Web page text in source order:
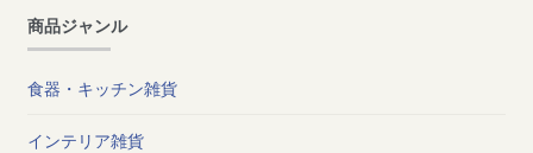
商品ジャンル
食器・キッチン雑貨
インテリア雑貨